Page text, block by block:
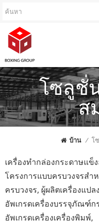
โซลูชั่
ส
บ้าน / โ
เครื่องทำกล่องกระดาษแ
โครงการแบบครบวงจรสำ
ครบวงจร, ผู้ผลิตเครื่องแ
อัพเกรดเครื่องบรรจุภัณฑ์ก
อัพเกรดเครื่องเครื่องพิมพ์,